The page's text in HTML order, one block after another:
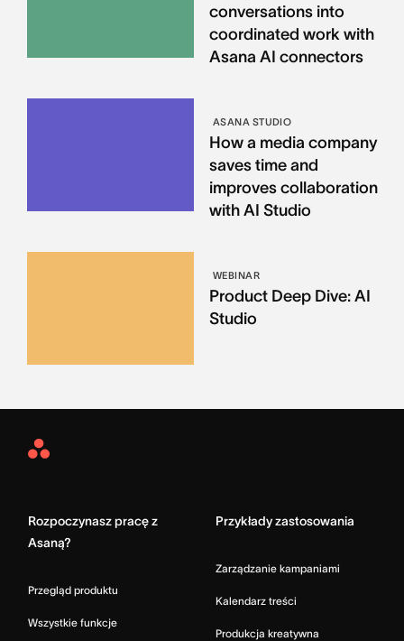
conversations into
coordinated work with
Asana AI connectors
ASANA STUDIO
How a media company
saves time and
improves collaboration
with AI Studio
WEBINAR
Product Deep Dive: AI
Studio
Asana
Rozpoczynasz pracę z
Asaną?
Przegląd produktu
Wszystkie funkcje
Przykłady zastosowania
Zarządzanie kampaniami
Kalendarz treści
Produkcja kreatywna